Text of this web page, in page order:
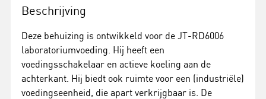
Beschrijving
Deze behuizing is ontwikkeld voor de JT-RD6006
laboratoriumvoeding. Hij heeft een
voedingsschakelaar en actieve koeling aan de
achterkant. Hij biedt ook ruimte voor een (industriële)
voedingseenheid, die apart verkrijgbaar is. De